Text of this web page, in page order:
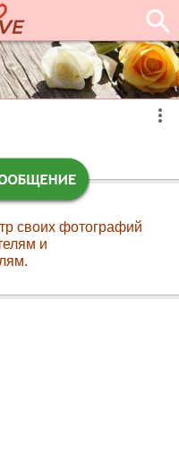
своих фотографий
и